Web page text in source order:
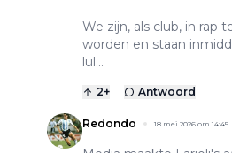
We zijn, als club, in rap
worden en staan
lul...
2+ Antwoord
Redondo 18 mei 2026 om 14:45